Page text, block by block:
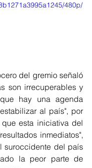
480p/
del gremio señaló
son irrecuperables y
hay una agenda
al país", por
esta iniciativa del
inmediatos",
suroccidente del país
la peor parte de